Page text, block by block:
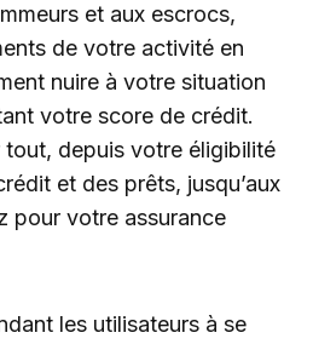
et aux escrocs,
de votre activité en
nuire à votre situation
votre score de crédit.
tout, depuis votre éligibilité
et des prêts, jusqu’aux
pour votre assurance
les utilisateurs à se